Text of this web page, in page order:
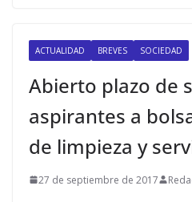
ACTUALIDAD BREVES SOCIEDAD
Abierto plazo de
aspirantes a
de limpieza y
27 de septiembre de 2017